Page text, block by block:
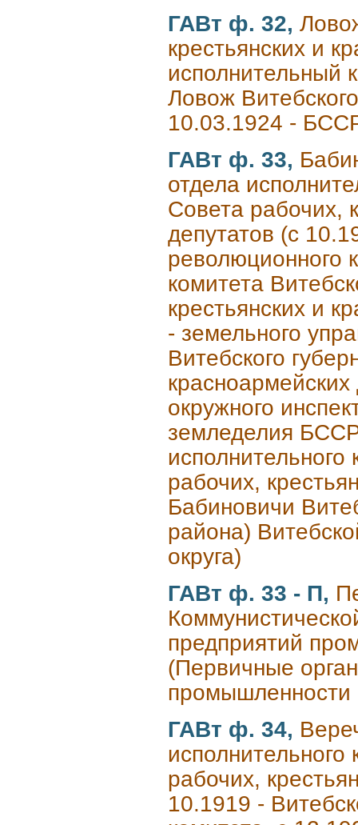
ГАВт ф. 32,
крестьянских и
исполнительный
Ловож
10.03.1924 -
ГАВт ф. 33,
отдела
Совета рабочих,
депутатов (с
революционного
комитета
крестьянских и
- земельного
Витебского
окружного
земледелия
исполнительного
рабочих,
Бабиновичи
района)
округа)
ГАВт ф. 33 - П,
предприятий
(Первичные
промышленности
ГАВт ф. 34,
исполнительного
рабочих,
10.1919 -